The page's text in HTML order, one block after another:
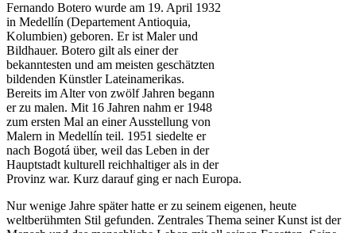
Fernando Botero wurde am 19. April 1932
in Medellín (Departement Antioquia,
Kolumbien) geboren. Er ist Maler und
Bildhauer. Botero gilt als einer der
bekanntesten und am meisten geschätzten
bildenden Künstler Lateinamerikas.
Bereits im Alter von zwölf Jahren begann
er zu malen. Mit 16 Jahren nahm er 1948
zum ersten Mal an einer Ausstellung von
Malern in Medellín teil. 1951 siedelte er
nach Bogotá über, weil das Leben in der
Hauptstadt kulturell reichhaltiger als in der
Provinz war. Kurz darauf ging er nach Europa.
Nur wenige Jahre später hatte er zu seinem eigenen, heute
weltberühmten Stil gefunden. Zentrales Thema seiner Kunst ist der